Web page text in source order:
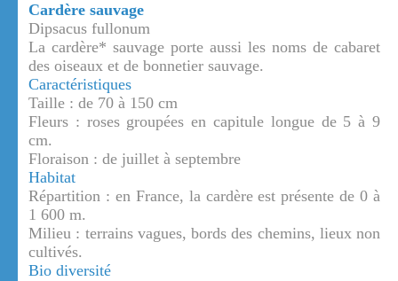
Cardère sauvage
Dipsacus fullonum
La cardère* sauvage porte aussi les noms de cabaret
des oiseaux et de bonnetier sauvage.
Caractéristiques
Taille : de 70 à 150 cm
Fleurs : roses groupées en capitule longue de 5 à 9
cm.
Floraison : de juillet à septembre
Habitat
Répartition : en France, la cardère est présente de 0 à
1 600 m.
Milieu : terrains vagues, bords des chemins, lieux non
cultivés.
Bio diversité